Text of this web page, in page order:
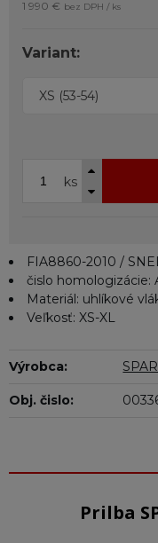
1 990 € bez DPH / ks
Variant:
XS (53-54)
ks
FIA8860-2010 /
čislo homologizácie:
Materiál: uhlíkové
Veľkosť: XS-XL
Výrobca:
Obj. čislo:
Prilba